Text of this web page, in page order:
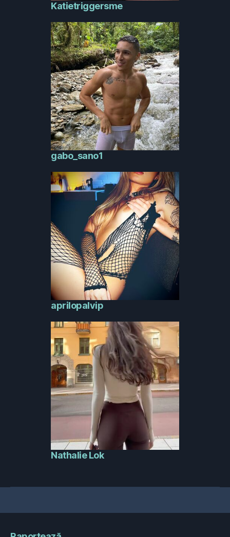
Katietriggersme
gabo_sano1
aprilopalvip
Nathalie Lok